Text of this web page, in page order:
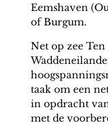
Eemshaven
of Burgum.
Net op zee
taak om een
in opdracht
met de